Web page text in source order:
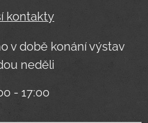
kontakty
v době konání výstav
neděli
- 17:00